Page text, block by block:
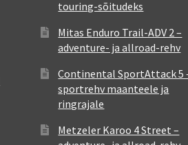
touring-sõitudeks
Mitas Enduro Trail-ADV 2 –
adventure- ja allroad-rehv
Continental SportAttack 5
sportrehv maanteele ja
ringrajale
Metzeler Karoo 4 Street –